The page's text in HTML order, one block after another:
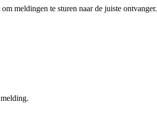
meldingen te sturen naar de juiste ontvanger.